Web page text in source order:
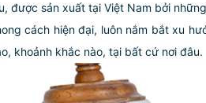
được sản xuất tại Việt Nam bởi
cách hiện đại, luôn nắm bắt xu
khoảnh khắc nào, tại bất cứ nơi đâu.